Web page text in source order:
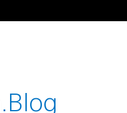
.Blog